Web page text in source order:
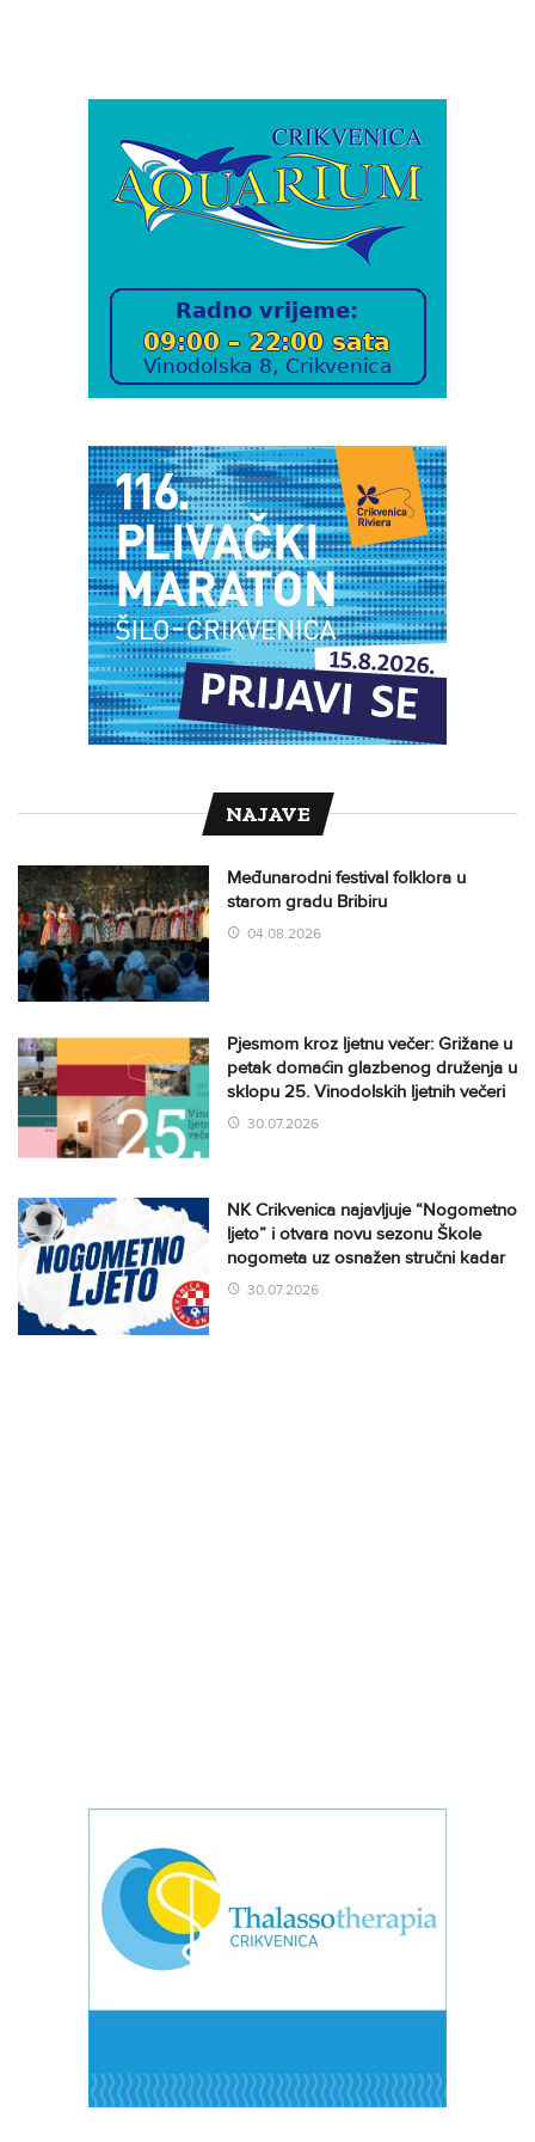
NAJAVE
Međunarodni festival folklora u
starom gradu Bribiru
04.08.2026
Pjesmom kroz ljetnu večer: Grižane u
petak domaćin glazbenog druženja u
sklopu 25. Vinodolskih ljetnih večeri
30.07.2026
NK Crikvenica najavljuje “Nogometno
ljeto” i otvara novu sezonu Škole
nogometa uz osnažen stručni kadar
30.07.2026